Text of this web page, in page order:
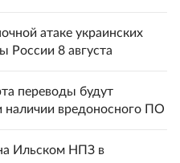
атаке украинских
России 8 августа
переводы будут
наличии вредоносного ПО
Ильском НПЗ в